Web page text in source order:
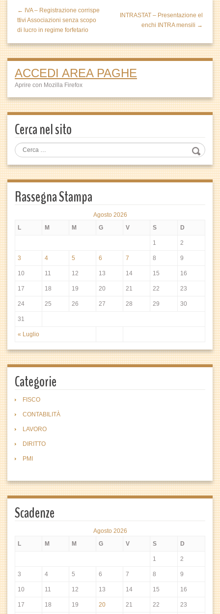
← IVA – Registrazione corrispe
ttivi Associazioni senza scopo
di lucro in regime forfetario
INTRASTAT – Presentazione el
enchi INTRA mensili →
ACCEDI AREA PAGHE
Aprire con Mozilla Firefox
Cerca nel sito
Rassegna Stampa
Agosto 2026
L
M M G V S D
« Luglio
1 2
3 4 5 6 7 8 9
10 11 12 13 14 15 16
17 18 19 20 21 22 23
24 25 26 27 28 29 30
31
Categorie
FISCO
CONTABILITÀ
LAVORO
DIRITTO
PMI
Scadenze
Agosto 2026
L
M M G V S D
1 2
3 4 5 6 7 8 9
10 11 12 13 14 15 16
17 18 19 20 21 22 23